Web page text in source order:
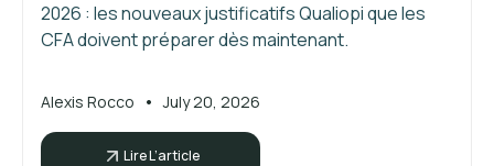
2026 : les nouveaux justificatifs Qualiopi que les
CFA doivent préparer dès maintenant.
Alexis Rocco • July 20, 2026
Lire L’article